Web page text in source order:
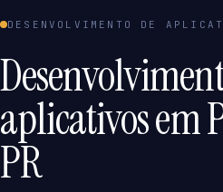
DESENVOLVIMENTO DE
aplicativos em
PR